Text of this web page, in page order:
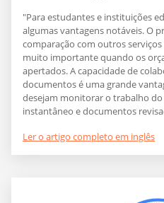
"Para estudantes e instituições
algumas vantagens notáveis. O
comparação com outros
muito importante quando os
apertados. A capacidade de
documentos é uma grande
desejam monitorar o trabalho
instantâneo e documentos
Ler o artigo completo em inglês